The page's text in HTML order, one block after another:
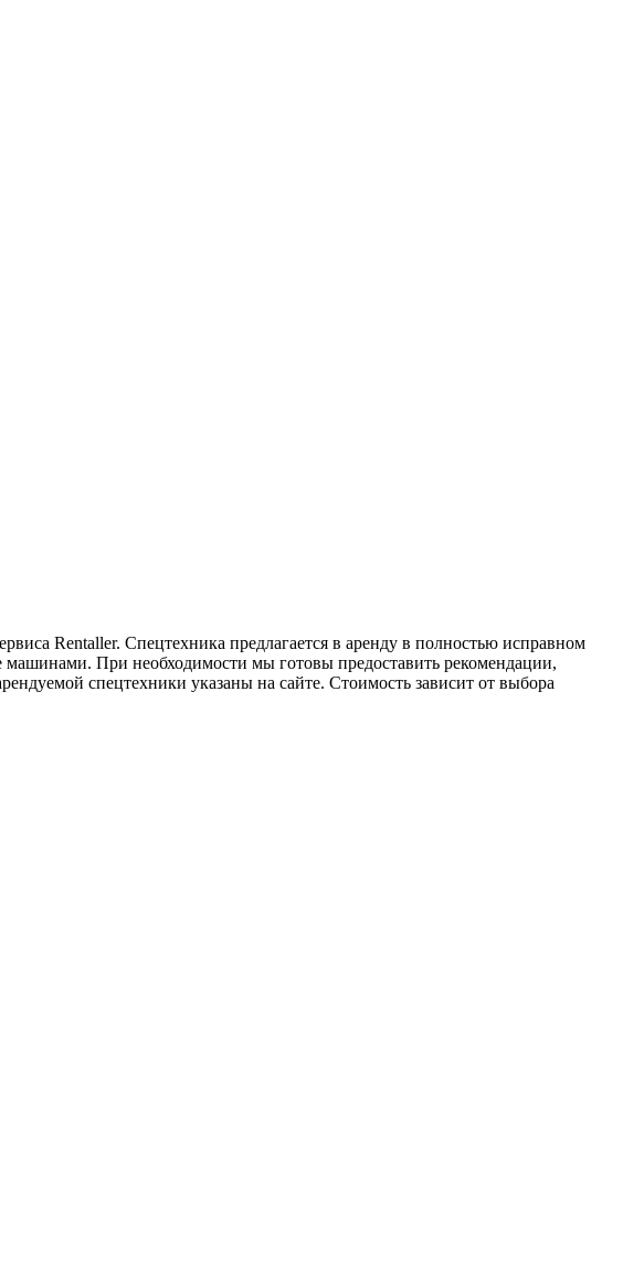
Rentaller. Спецтехника предлагается в аренду в полностью исправном
При необходимости мы готовы предоставить рекомендации,
спецтехники указаны на сайте. Стоимость зависит от выбора